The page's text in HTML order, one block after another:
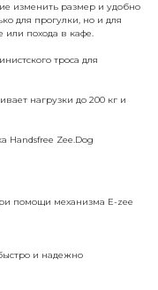
изменить размер и удобно
для прогулки, но и для
или похода в кафе.
троса для
нагрузки до 200 кг и
Handsfree Zee.Dog
помощи механизма E-zee
и надежно